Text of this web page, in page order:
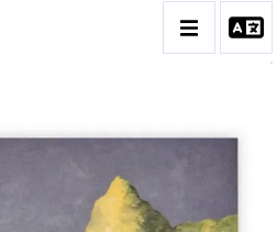
THAÉRON